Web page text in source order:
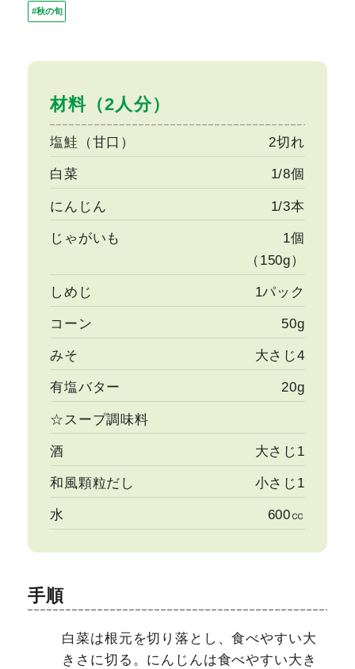
材料（2人分）
塩鮭（甘口） 2切れ
白菜 1/8個
にんじん 1/3本
じゃがいも
1個
（150g）
しめじ 1パック
コーン 50g
みそ 大さじ4
有塩バター 20g
☆スープ調味料
酒 大さじ1
和風顆粒だし 小さじ1
水 600㏄
#秋の旬
手順
白菜は根元を切り落とし、食べやすい大
きさに切る。にんじんは食べやすい大き